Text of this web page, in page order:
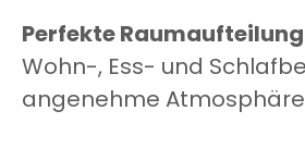
Perfekte Raumaufteilung
Wohn-, Ess- und
angenehme